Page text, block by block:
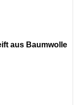
aus Baumwolle